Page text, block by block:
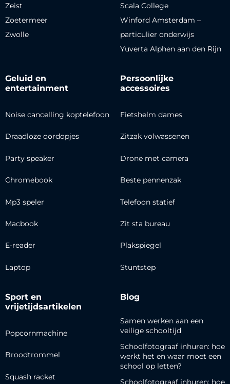
Zeist
Zoetermeer
Zwolle
Scala College
Winford Amsterdam –
particulier onderwijs
Yuverta Alphen aan den Rijn
Geluid en
entertainment
Noise cancelling koptelefoon
Draadloze oordopjes
Party speaker
Chromebook
Mp3 speler
Macbook
E-reader
Laptop
Persoonlijke
accessoires
Fietshelm dames
Zitzak volwassenen
Drone met camera
Beste pennenzak
Telefoon statief
Zit sta bureau
Plakspiegel
Stuntstep
Sport en
vrijetijdsartikelen
Popcornmachine
Broodtrommel
Squash racket
Blog
Samen werken aan een
veilige schooltijd
Schoolfotograaf inhuren: hoe
werkt het en waar moet een
school op letten?
Schoolfotograaf inhuren: hoe